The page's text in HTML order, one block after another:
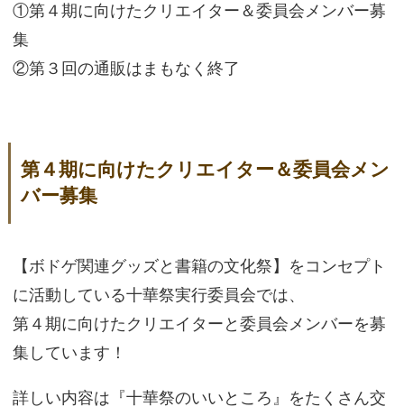
①第４期に向けたクリエイター＆委員会メンバー募
集
②第３回の通販はまもなく終了
第４期に向けたクリエイター＆委員会メン
バー募集
【ボドゲ関連グッズと書籍の文化祭】をコンセプト
に活動している十華祭実行委員会では、
第４期に向けたクリエイターと委員会メンバーを募
集しています！
詳しい内容は『十華祭のいいところ』をたくさん交